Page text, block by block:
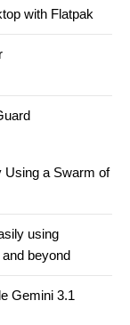
with Flatpak
Using a Swarm of
using
beyond
Gemini 3.1